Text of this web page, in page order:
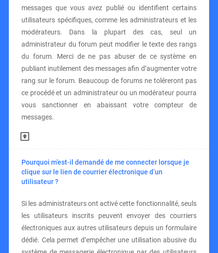
messages que vous avez publié ou identifient certains
utilisateurs spécifiques, comme les administrateurs et les
modérateurs. Dans la plupart des cas, seul un
administrateur du forum peut modifier le texte des rangs
du forum. Merci de ne pas abuser de ce système en
publiant inutilement des messages afin d’augmenter votre
rang sur le forum. Beaucoup de forums ne toléreront pas
ce procédé et un administrateur ou un modérateur pourra
vous sanctionner en abaissant votre compteur de
messages.
Pourquoi m’est-il demandé de me connecter lorsque je
clique sur le lien de courrier électronique d’un
utilisateur ?
Si les administrateurs ont activé cette fonctionnalité, seuls
les utilisateurs inscrits peuvent envoyer des courriers
électroniques aux autres utilisateurs depuis un formulaire
dédié. Cela permet d’empêcher une utilisation abusive du